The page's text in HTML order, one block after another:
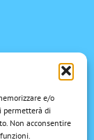
e/o
permetterà di
Non acconsentire